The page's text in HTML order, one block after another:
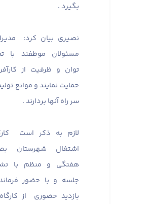
بگیرد .
نصیری بیان کرد:
مسئولان موظفند با
توان و ظرفیت از
حمایت نمایند و موانع
سر راه آنها بردارند .
لازم به ذکر است
اشتغال شهرستان
هفتگی و منظم با
جلسه و با حضور
بازدید حضوری از